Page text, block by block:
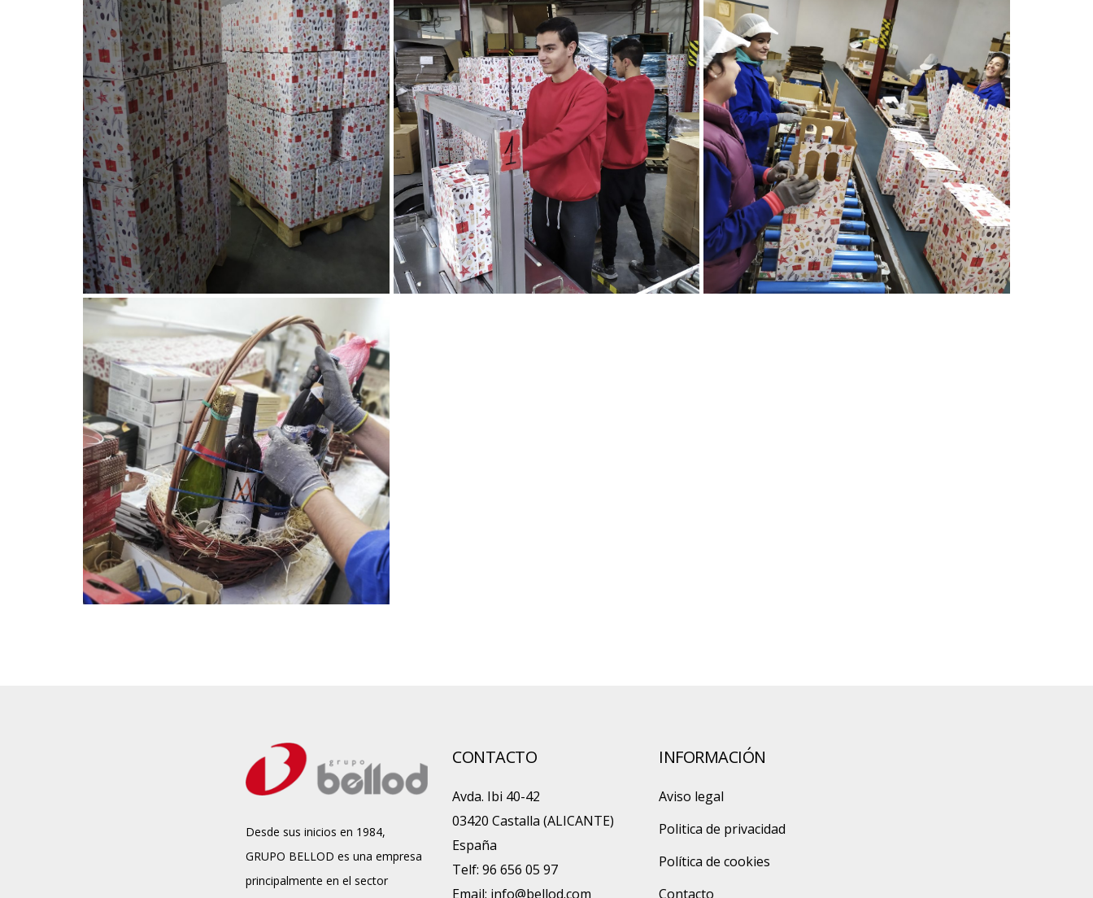
Desde sus inicios en 1984,
GRUPO BELLOD es una empresa
principalmente en el sector
CONTACTO
Avda. Ibi 40-42
03420 Castalla (ALICANTE)
España
Telf: 96 656 05 97
Email: info@bellod.com
INFORMACIÓN
Aviso legal
Politica de privacidad
Política de cookies
Contacto